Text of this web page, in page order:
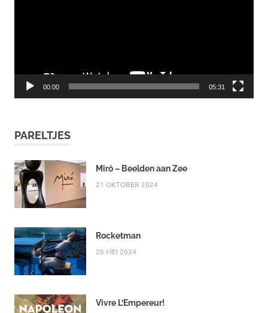
00:00 05:31
PARELTJES
Miró – Beelden aan Zee
21 OKTOBER 2024
Rocketman
20 MEI 2024
Vivre L’Empereur!